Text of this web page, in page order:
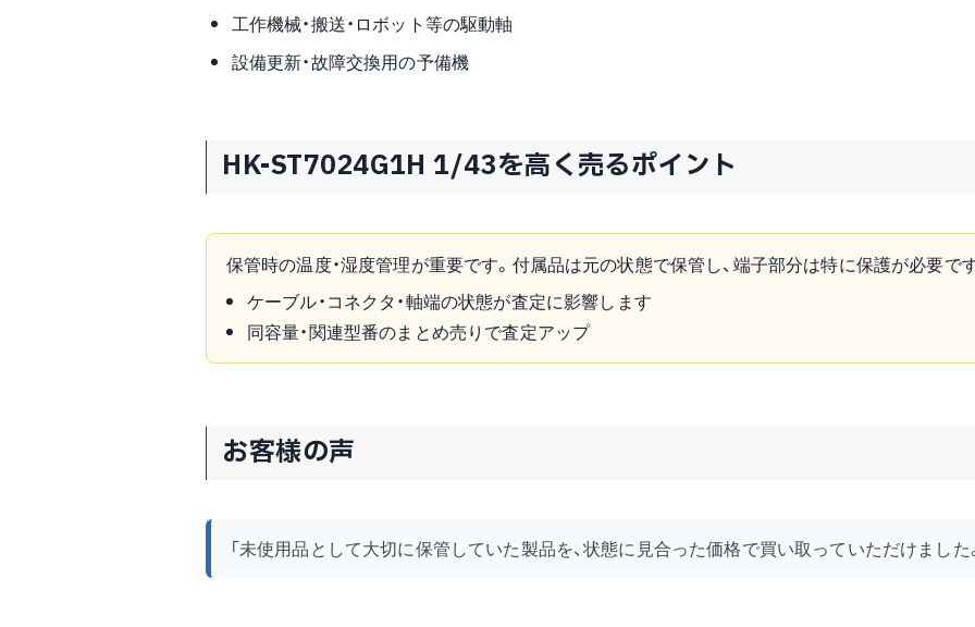
工作機械・搬送・ロボット等の駆動軸
設備更新・故障交換用の予備機
HK-ST7024G1H 1/43を高く売るポイント
保管時の温度・湿度管理が重要です。付属品は元の状態で保管し、端子部分は特に保護が必要です
ケーブル・コネクタ・軸端の状態が査定に影響します
同容量・関連型番のまとめ売りで査定アップ
お客様の声
「未使用品として大切に保管していた製品を、状態に見合った価格で買い取っていただけました